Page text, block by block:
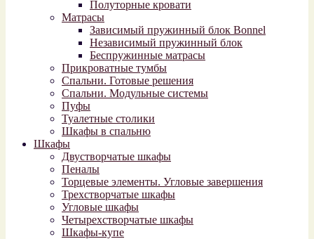
Полуторные кровати
Матрасы
Зависимый пружинный блок Bonnel
Независимый пружинный блок
Беспружинные матрасы
Прикроватные тумбы
Спальни. Готовые решения
Спальни. Модульные системы
Пуфы
Туалетные столики
Шкафы в спальню
Шкафы
Двустворчатые шкафы
Пеналы
Торцевые элементы. Угловые завершения
Трехстворчатые шкафы
Угловые шкафы
Четырехстворчатые шкафы
Шкафы-купе